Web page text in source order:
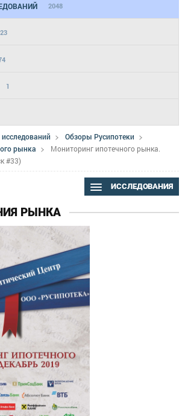
2048
1
Обзоры Русипотеки
рынка
Мониторинг ипотечного рынка.
#33)
ИССЛЕДОВАНИЯ
РЫНКА